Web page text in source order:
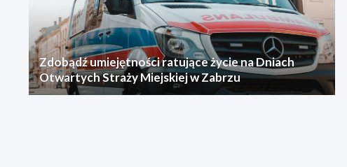
Zdobądź umiejętności ratujące życie na Dniach
Otwartych Straży Miejskiej w Zabrzu